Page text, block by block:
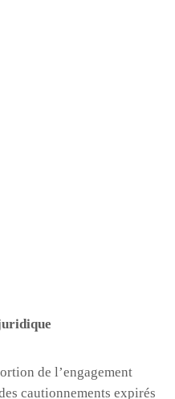
de l’engagement
cautionnements expirés